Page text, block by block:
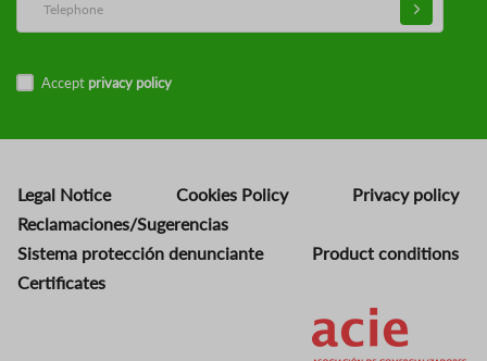
Accept privacy policy
Legal Notice Cookies Policy
Privacy policy
Reclamaciones/Sugerencias
Sistema protección denunciante
Product conditions
Certificates